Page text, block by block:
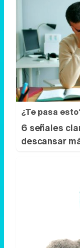
¿Te pasa
6 señales
descansar